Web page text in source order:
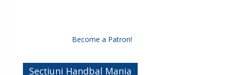
Become a Patron!
Secțiuni Handbal Mania